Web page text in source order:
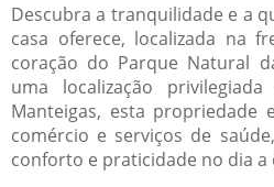
Descubra a tranquilidade e a
casa oferece, localizada na
coração do Parque Natural
uma localização
Manteigas, esta propriedade
comércio e serviços de
conforto e praticidade no dia a